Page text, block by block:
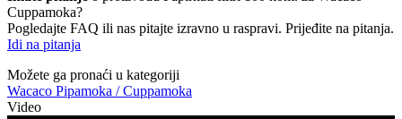
Cuppamoka?
Pogledajte FAQ ili nas pitajte izravno u raspravi. Prijeđite na pitanja.
Idi na pitanja
Možete ga pronaći u kategoriji
Wacaco Pipamoka / Cuppamoka
Video